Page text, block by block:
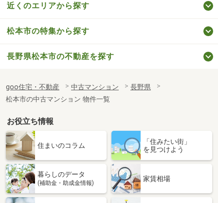
近くのエリアから探す
松本市の特集から探す
長野県松本市の不動産を探す
goo住宅・不動産 中古マンション
長野県
松本市の中古マンション 物件一覧
お役立ち情報
住まいのコラム
「住みたい街」
を見つけよう
暮らしのデータ
(補助金・助成金情報)
家賃相場